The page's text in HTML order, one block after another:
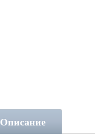
Описание